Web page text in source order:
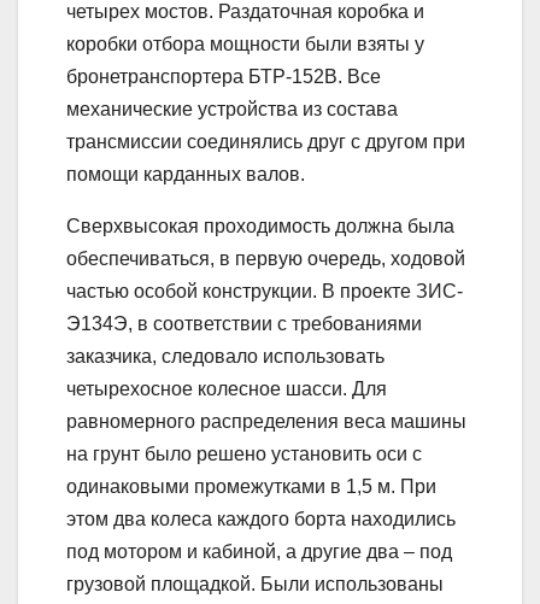
четырех мостов. Раздаточная коробка и
коробки отбора мощности были взяты у
бронетранспортера БТР-152В. Все
механические устройства из состава
трансмиссии соединялись друг с другом при
помощи карданных валов.
Сверхвысокая проходимость должна была
обеспечиваться, в первую очередь, ходовой
частью особой конструкции. В проекте ЗИС-
Э134Э, в соответствии с требованиями
заказчика, следовало использовать
четырехосное колесное шасси. Для
равномерного распределения веса машины
на грунт было решено установить оси с
одинаковыми промежутками в 1,5 м. При
этом два колеса каждого борта находились
под мотором и кабиной, а другие два – под
грузовой площадкой. Были использованы